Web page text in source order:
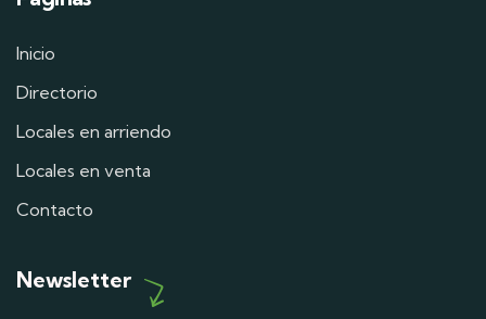
Inicio
Directorio
Locales en arriendo
Locales en venta
Contacto
Newsletter